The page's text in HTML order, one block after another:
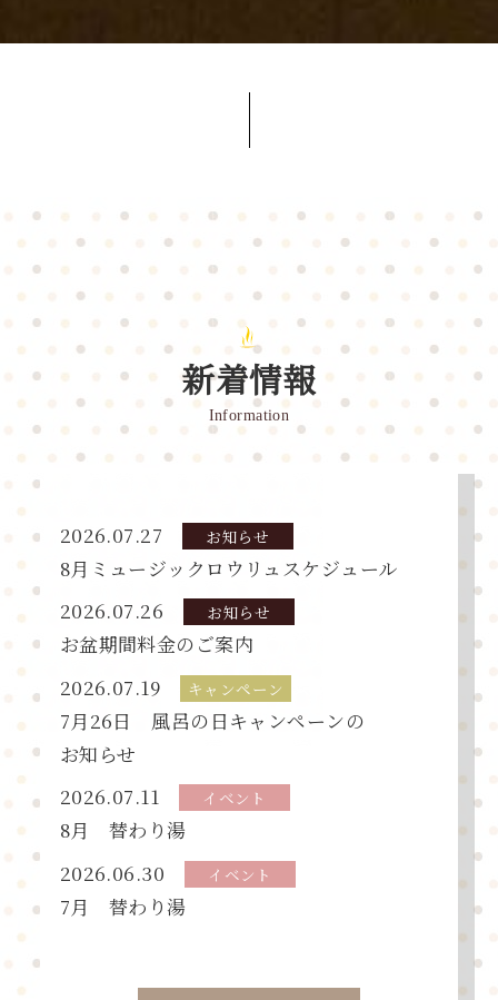
新着情報
Information
2026.07.27 お知らせ
8月ミュージックロウリュスケジュール
2026.07.26
お知らせ
お盆期間料金のご案内
2026.07.19
キャンペーン
7月26日 風呂の 日キャンペーンの
お知らせ
2026.07.11
イベント
8月 替わり湯
2026.06.30
イベント
7月 替わり湯